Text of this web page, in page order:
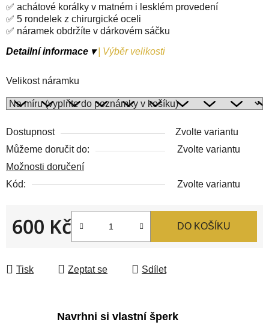
✅ achátové korálky v matném i lesklém provedení
✅ 5 rondelek z chirurgické oceli
✅ náramek obdržíte v dárkovém sáčku
Detailní informace ▾
Výběr velikosti
Velikost náramku
Dostupnost
Zvolte variantu
Můžeme doručit do:
Zvolte variantu
Možnosti doručení
Kód:
Zvolte variantu
600 Kč DO KOŠÍKU
Tisk Zeptat se Sdílet
Navrhni si vlastní šperk